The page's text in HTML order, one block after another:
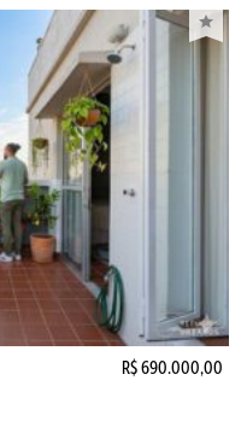
R$ 690.000,00